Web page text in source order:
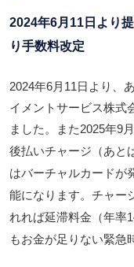
2024年6月11日より
り手数料改定
2024年6月11日より、
イメントサービス株式
ました。また2025年9
後払いチャージ（あと
はバーチャルカードが
能になります。チャー
れれば延滞料金（年率
もお金が足りない緊急